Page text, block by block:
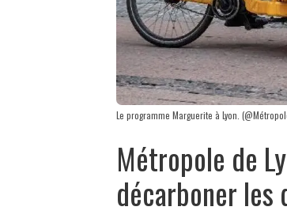
Le programme Marguerite à Lyon.
Métropole de
décarboner les